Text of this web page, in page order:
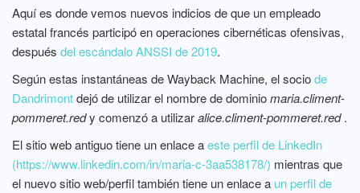
Aquí es donde vemos nuevos indicios de que un empleado
estatal francés participó en operaciones cibernéticas ofensivas,
después del escándalo ANSSI de 2019.
Según estas instantáneas de Wayback Machine, el sociode
Dandrimontdejó de utilizar el nombre de dominiomaria.climent-
pommeret.redy comenzó a utilizaralice.climent-pommeret.red.
El sitio web antiguo tiene un enlace aeste perfil de LinkedIn
(https://www.linkedin.com/in/maria-c-3aa538178/) mientras que
el nuevo sitio web/perfil también tiene un enlace a un perfil de